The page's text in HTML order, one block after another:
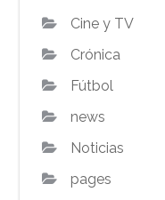
Cine y TV
Crónica
Fútbol
news
Noticias
pages